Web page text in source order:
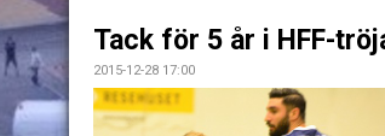
Tack för 5 år i HFF-
2015-12-28 17:00